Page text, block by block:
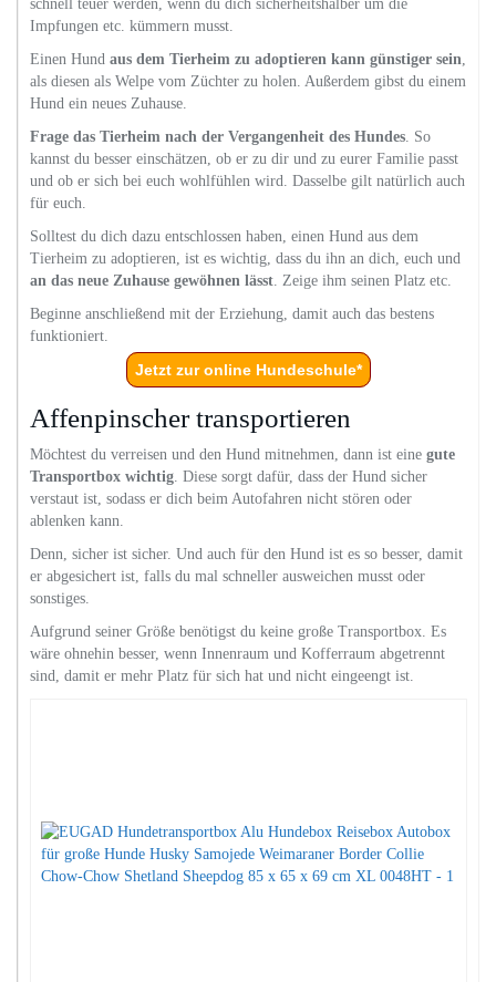
schnell teuer werden, wenn du dich sicherheitshalber um die
Impfungen etc. kümmern musst.
Einen Hund aus dem Tierheim zu adoptieren kann günstiger sein,
als diesen als Welpe vom Züchter zu holen. Außerdem gibst du einem
Hund ein neues Zuhause.
Frage das Tierheim nach der Vergangenheit des Hundes. So
kannst du besser einschätzen, ob er zu dir und zu eurer Familie passt
und ob er sich bei euch wohlfühlen wird. Dasselbe gilt natürlich auch
für euch.
Solltest du dich dazu entschlossen haben, einen Hund aus dem
Tierheim zu adoptieren, ist es wichtig, dass du ihn an dich, euch und
an das neue Zuhause gewöhnen lässt. Zeige ihm seinen Platz etc.
Beginne anschließend mit der Erziehung, damit auch das bestens
funktioniert.
Jetzt zur online Hundeschule*
Affenpinscher transportieren
Möchtest du verreisen und den Hund mitnehmen, dann ist eine gute
Transportbox wichtig. Diese sorgt dafür, dass der Hund sicher
verstaut ist, sodass er dich beim Autofahren nicht stören oder
ablenken kann.
Denn, sicher ist sicher. Und auch für den Hund ist es so besser, damit
er abgesichert ist, falls du mal schneller ausweichen musst oder
sonstiges.
Aufgrund seiner Größe benötigst du keine große Transportbox. Es
wäre ohnehin besser, wenn Innenraum und Kofferraum abgetrennt
sind, damit er mehr Platz für sich hat und nicht eingeengt ist.